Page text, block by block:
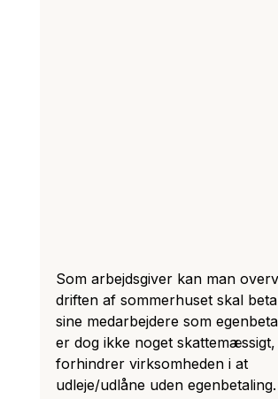
Som arbejdsgiver kan man
driften af sommerhuset skal
sine medarbejdere som
er dog ikke noget
forhindrer virksomheden i at
udleje/udlåne uden egenbetaling.